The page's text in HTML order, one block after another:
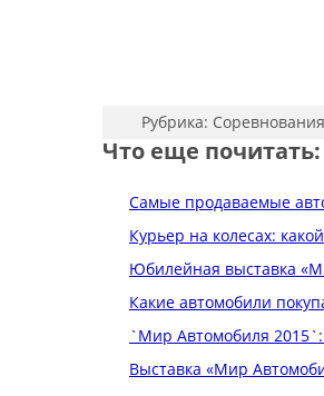
Рубрика:
Что еще почитать:
Самые продаваемые
Курьер на колесах:
Юбилейная выставка
Какие автомобили
`Мир Автомобиля 2015`:
Выставка «Мир